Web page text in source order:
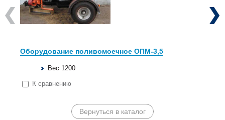
Оборудование поливомоечное ОПМ-3,5
Вес 1200
К сравнению
Previous Next
Вернуться в каталог